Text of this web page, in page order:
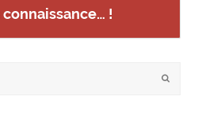
connaissance… !